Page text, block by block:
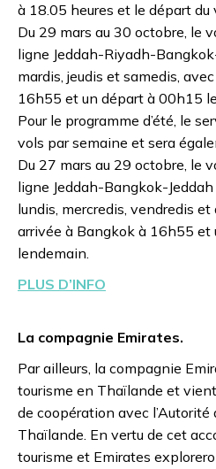
à 18.05 heures et le départ
Du 29 mars au 30 octobre, le
ligne Jeddah-Riyadh-
mardis, jeudis et samedis,
16h55 et un départ à 00h15
Pour le programme d’été, le
vols par semaine et sera
Du 27 mars au 29 octobre, le
ligne Jeddah-Bangkok-
lundis, mercredis, vendredis
arrivée à Bangkok à 16h55
lendemain.
PLUS D’INFO
La compagnie Emirates.
Par ailleurs, la compagnie
tourisme en Thaïlande et
de coopération avec l’Autorité
Thaïlande. En vertu de cet
tourisme et Emirates